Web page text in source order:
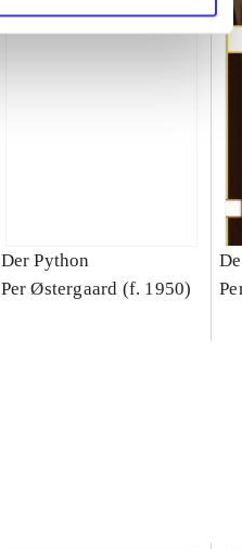
Der Python
Per Østergaard (f. 1950)